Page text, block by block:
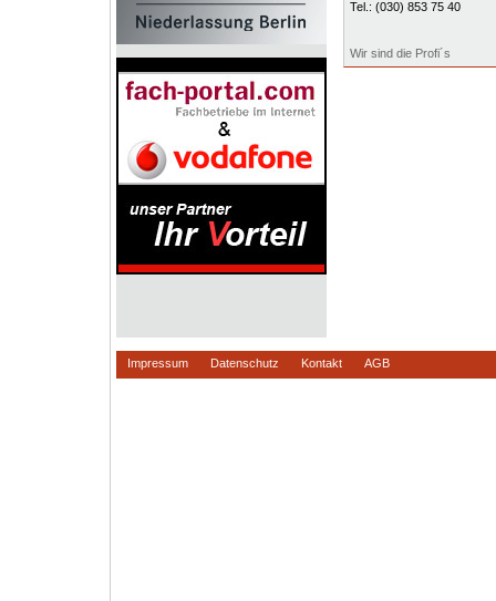
Tel.: (030) 853 75 40
Wir sind die Profi´s
Impressum Datenschutz Kontakt AGB